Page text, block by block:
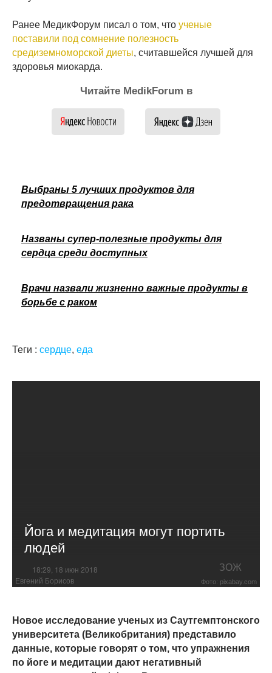
Ранее МедикФорум писал о том, что ученые
поставили под сомнение полезность
средиземноморской диеты, считавшейся лучшей для
здоровья миокарда.
Читайте MedikForum в
Выбраны 5 лучших продуктов для
предотвращения рака
Названы супер-полезные продукты для
сердца среди доступных
Врачи назвали жизненно важные продукты в
борьбе с раком
Теги : сердце, еда
Йога и медитация могут портить
людей
18:29, 18 июн 2018 ЗОЖ
Евгений Борисов Фото: pixabay.com
Новое исследование ученых из Саутгемптонского
университета (Великобритания) представило
данные, которые говорят о том, что упражнения
по йоге и медитации дают негативный